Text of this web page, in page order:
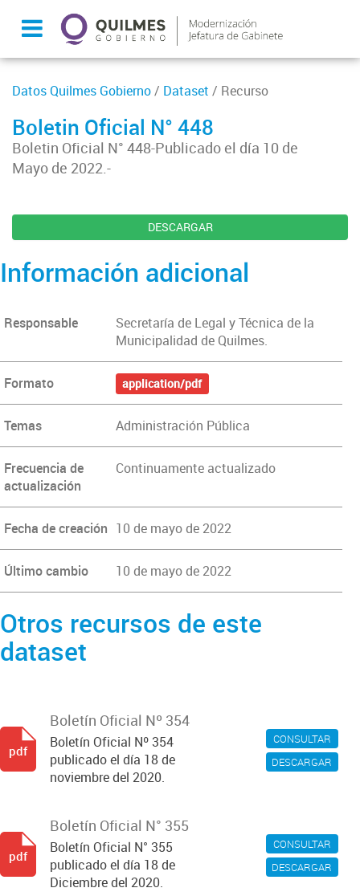
Datos Quilmes Gobierno/ Dataset / Recurso
Boletin Oficial N° 448
Boletin Oficial N° 448-Publicado el día 10 de
Mayo de 2022.-
DESCARGAR
Información adicional
Responsable
Secretaría de Legal y Técnica de la
Municipalidad de Quilmes.
Formato application/pdf
Temas Administración Pública
Frecuencia de
actualización
Continuamente actualizado
Fecha de creación 10 de mayo de 2022
Último cambio 10 de mayo de 2022
Otros recursos de este
dataset
CONSULTAR
DESCARGAR
Boletín Oficial Nº 354
Boletín Oficial Nº 354
publicado el día 18 de
noviembre del 2020.
pdf
CONSULTAR
DESCARGAR
Boletín Oficial N° 355
Boletín Oficial N° 355
publicado el día 18 de
Diciembre del 2020.
pdf